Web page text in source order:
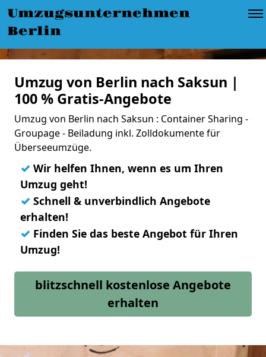
Umzugsunternehmen
Berlin
Umzug von Berlin nach Saksun |
100 % Gratis-Angebote
Umzug von Berlin nach Saksun : Container Sharing -
Groupage - Beiladung inkl. Zolldokumente für
Überseeumzüge.
✓ Wir helfen Ihnen, wenn es um Ihren
Umzug geht!
✓ Schnell & unverbindlich Angebote
erhalten!
✓ Finden Sie das beste Angebot für Ihren
Umzug!
blitzschnell kostenlose Angebote
erhalten